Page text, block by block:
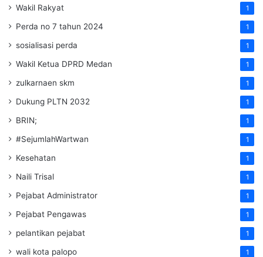
Wakil Rakyat 1
Perda no 7 tahun 2024 1
sosialisasi perda 1
Wakil Ketua DPRD Medan 1
zulkarnaen skm 1
Dukung PLTN 2032 1
BRIN; 1
#SejumlahWartwan 1
Kesehatan 1
Naili Trisal 1
Pejabat Administrator 1
Pejabat Pengawas 1
pelantikan pejabat 1
wali kota palopo 1